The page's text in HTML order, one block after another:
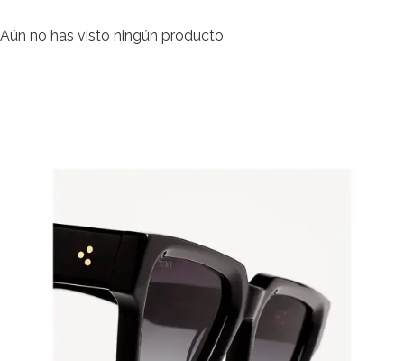
Aún no has visto ningún producto